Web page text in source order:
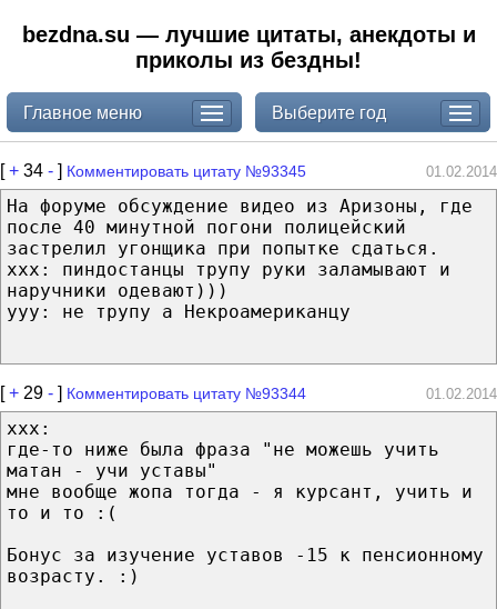
bezdna.su — лучшие цитаты, анекдоты и
приколы из бездны!
Главное меню Выберите год
[+ 34 - ] Комментировать цитату №93345 01.02.2014
На форуме обсуждение видео из Аризоны, где
после 40 минутной погони полицейский
застрелил угонщика при попытке сдаться.
xxx: пиндостанцы трупу руки заламывают и
наручники одевают)))
yyy: не трупу а Некроамериканцу
[+ 29 - ] Комментировать цитату №93344 01.02.2014
xxx:
где-то ниже была фраза "не можешь учить
матан - учи уставы"
мне вообще жопа тогда - я курсант, учить и
то и то :(
Бонус за изучение уставов -15 к пенсионному
возрасту. :)